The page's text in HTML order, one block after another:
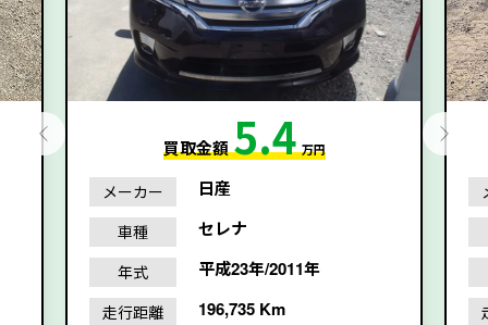
買取金額5.4 万円
メーカー 日産
車種 セレナ
年式 平成23年/2011年
走行距離 196,735 Km